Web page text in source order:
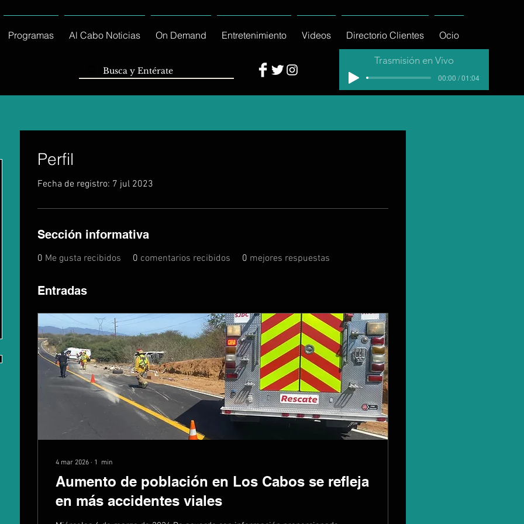
Programas Al Cabo Noticias On Demand Entretenimiento Videos Directorio Clientes Ocio
Trasmisión en Vivo
00:00 / 01:04
Perfil
Fecha de registro: 7 jul 2023
Sección informativa
0 Me gusta recibidos 0 comentarios recibidos 0 mejores respuestas
Entradas
4 mar 2026 ∙ 1 min
Aumento de población en Los Cabos se refleja
en más accidentes viales